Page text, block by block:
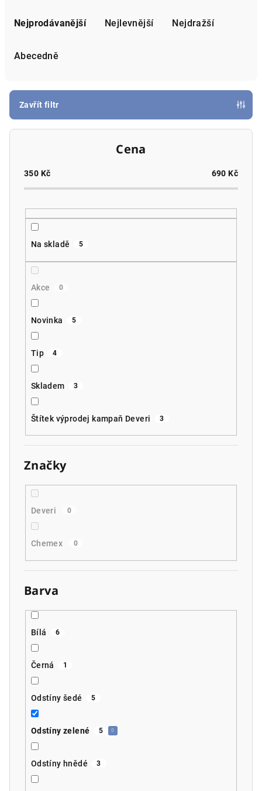
r
o
Nejprodávanější Nejlevnější Nejdražší
Abecedně
Zavřít filtr
Cena
350 Kč 690 Kč
Na skladě 5
Akce 0
Novinka 5
Tip 4
Skladem 3
Štítek výprodej kampaň Deveri 3
Značky
Deveri 0
Chemex 0
Barva
Bílá 6
Černá 1
Odstíny šedé 5
Odstíny zelené 5
Odstíny hnědé 3